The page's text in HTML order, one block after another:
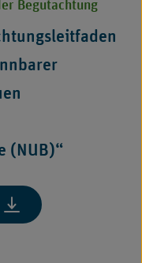
(NUB)“
Begutachtung